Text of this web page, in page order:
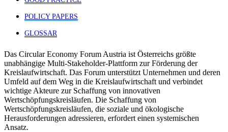
POLICY PAPERS
GLOSSAR
Das Circular Economy Forum Austria ist Österreichs größte
unabhängige Multi-Stakeholder-Plattform zur Förderung der
Kreislaufwirtschaft. Das Forum unterstützt Unternehmen und deren
Umfeld auf dem Weg in die Kreislaufwirtschaft und verbindet
wichtige Akteure zur Schaffung von innovativen
Wertschöpfungskreisläufen. Die Schaffung von
Wertschöpfungskreisläufen, die soziale und ökologische
Herausforderungen adressieren, erfordert einen systemischen
Ansatz.